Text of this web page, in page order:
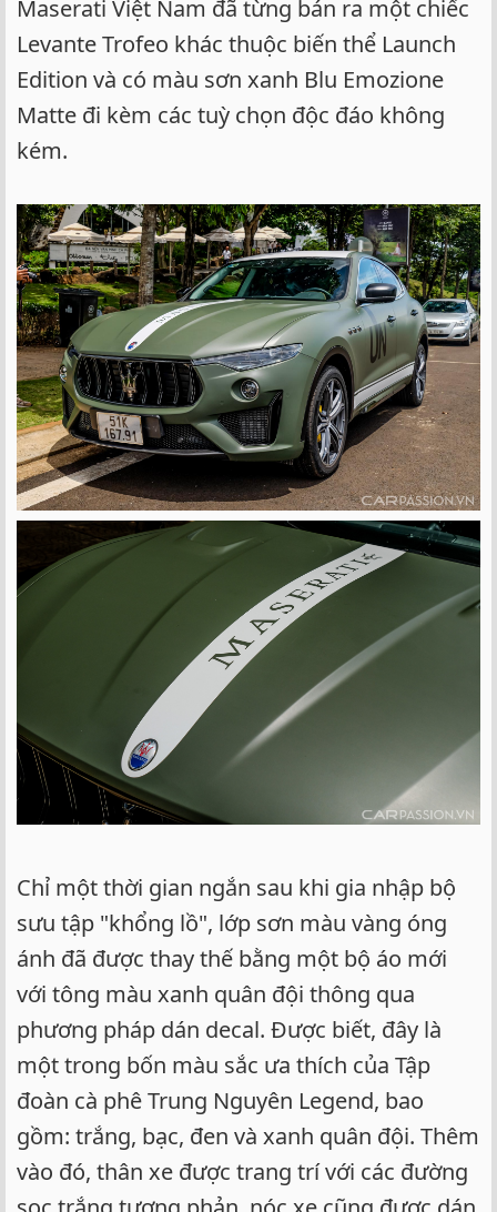
Maserati Việt Nam đã từng bán ra một chiếc
Levante Trofeo khác thuộc biến thể Launch
Edition và có màu sơn xanh Blu Emozione
Matte đi kèm các tuỳ chọn độc đáo không
kém.
Chỉ một thời gian ngắn sau khi gia nhập bộ
sưu tập "khổng lồ", lớp sơn màu vàng óng
ánh đã được thay thế bằng một bộ áo mới
với tông màu xanh quân đội thông qua
phương pháp dán decal. Được biết, đây là
một trong bốn màu sắc ưa thích của Tập
đoàn cà phê Trung Nguyên Legend, bao
gồm: trắng, bạc, đen và xanh quân đội. Thêm
vào đó, thân xe được trang trí với các đường